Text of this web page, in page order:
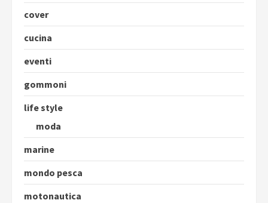
cover
cucina
eventi
gommoni
life style
moda
marine
mondo pesca
motonautica